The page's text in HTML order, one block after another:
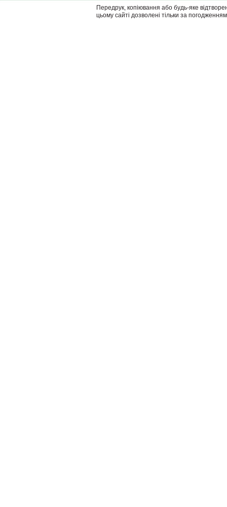
Передрук, копіювання або будь-яке
цьому сайті дозволені тільки за